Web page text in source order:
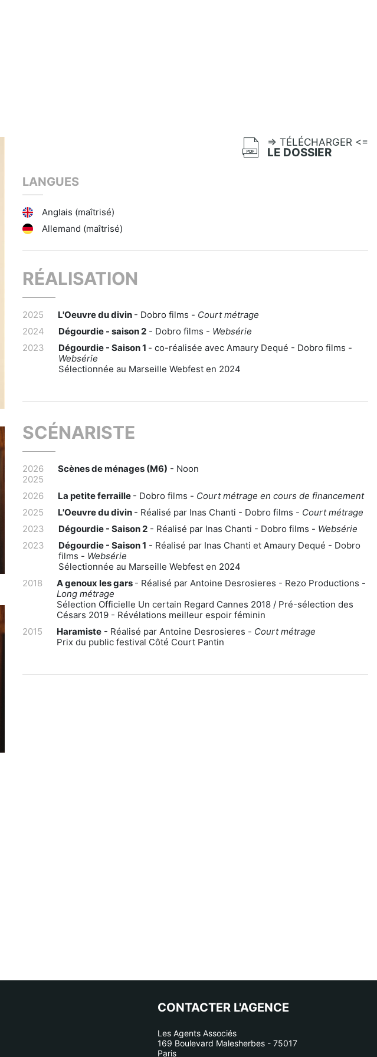
=> TÉLÉCHARGER <=
LE DOSSIER
LANGUES
Anglais (maîtrisé)
Allemand (maîtrisé)
RÉALISATION
2025 L'Oeuvre du divin - Dobro films - Court métrage
2024
Dégourdie - saison 2 - Dobro films - Websérie
2023
Dégourdie - Saison 1 - co-réalisée avec Amaury Dequé - Dobro films -
Websérie
Sélectionnée au Marseille Webfest en 2024
SCÉNARISTE
2026
2025
Scènes de ménages (M6) - Noon
2026 La petite ferraille - Dobro films - Court métrage en cours de financement
2025
L'Oeuvre du divin - Réalisé par Inas Chanti - Dobro films - Court métrage
2023
Dégourdie - Saison 2 - Réalisé par Inas Chanti - Dobro films - Websérie
2023
Dégourdie - Saison 1 - Réalisé par Inas Chanti et Amaury Dequé - Dobro
films - Websérie
Sélectionnée au Marseille Webfest en 2024
2018
A genoux les gars - Réalisé par Antoine Desrosieres - Rezo Productions -
Long métrage
Sélection Officielle Un certain Regard Cannes 2018 / Pré-sélection des
Césars 2019 - Révélations meilleur espoir féminin
2015
Haramiste - Réalisé par Antoine Desrosieres - Court métrage
Prix du public festival Côté Court Pantin
CONTACTER L'AGENCE
Les Agents Associés
169 Boulevard Malesherbes - 75017
Paris